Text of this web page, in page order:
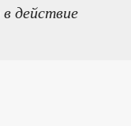
действие